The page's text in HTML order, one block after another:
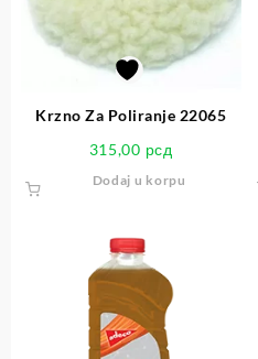
Krzno Za Poliranje 22065
315,00 рсд
Dodaj u korpu